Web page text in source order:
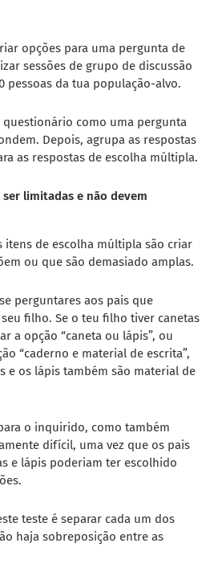
opções para uma pergunta de
sessões de grupo de discussão
pessoas da tua população-alvo.
questionário como uma pergunta
Depois, agrupa as respostas
as respostas de escolha múltipla.
ser limitadas e não devem
itens de escolha múltipla são criar
ou que são demasiado amplas.
perguntares aos pais que
filho. Se o teu filho tiver canetas
a opção “caneta ou lápis”, ou
“caderno e material de escrita”,
e os lápis também são material de
o inquirido, como também
difícil, uma vez que os pais
e lápis poderiam ter escolhido
teste é separar cada um dos
haja sobreposição entre as